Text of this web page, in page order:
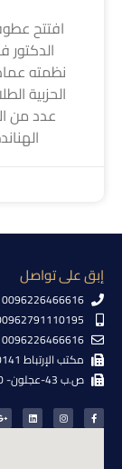
افتتح
الدكتور
نظمته
الحزبية
عدد من
إبق على تواصل
0096226466616
0096226466616
مكتب الإرتباط 0096265660141
ص.ب 43-عجلون- 26810 الأردن